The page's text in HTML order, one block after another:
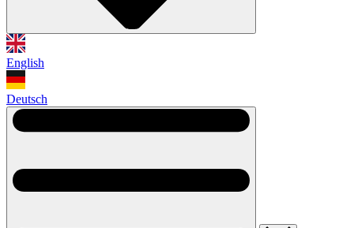
English
Deutsch